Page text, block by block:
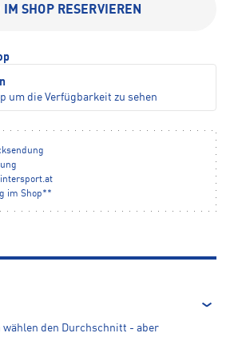
IM SHOP RESERVIEREN
um die Verfügbarkeit zu sehen
intersport.at
im Shop**
wählen den Durchschnitt - aber